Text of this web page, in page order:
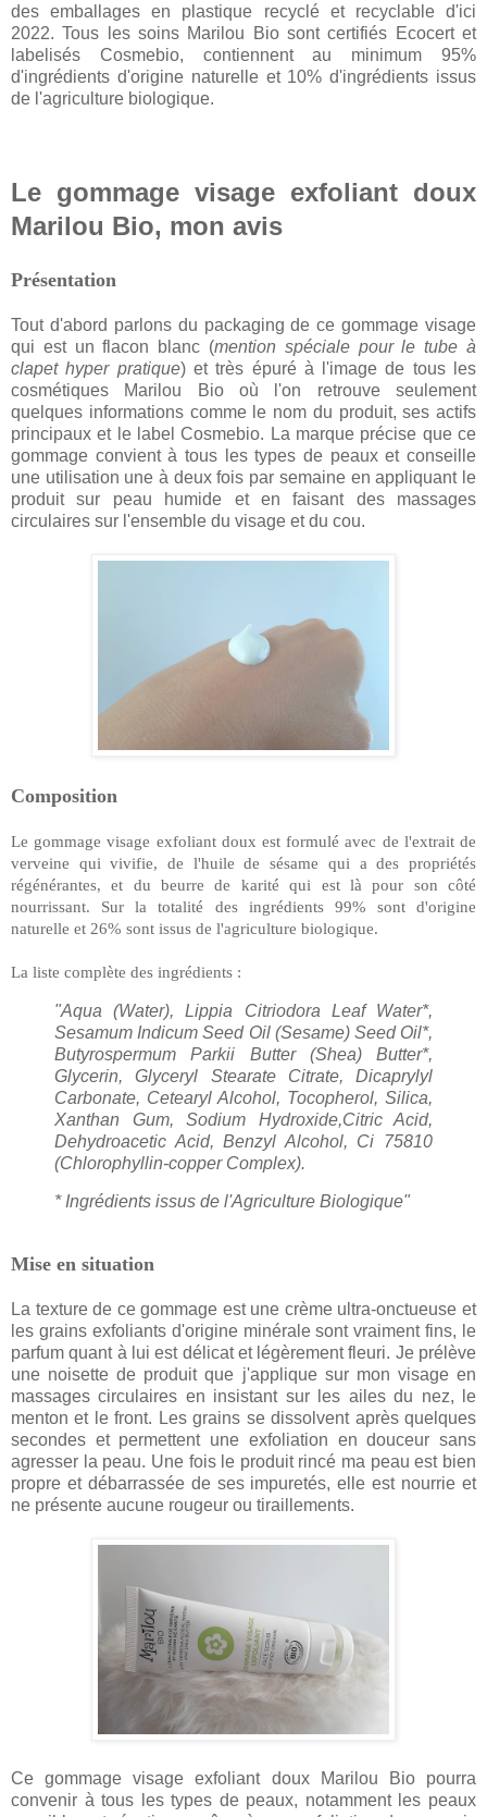
des emballages en plastique recyclé et recyclable d'ici
2022. Tous les soins Marilou Bio sont certifiés Ecocert et
labelisés Cosmebio, contiennent au minimum 95%
d'ingrédients d'origine naturelle et 10% d'ingrédients issus
de l'agriculture biologique.
Le gommage visage exfoliant doux
Marilou Bio, mon avis
Présentation
Tout d'abord parlons du packaging de ce gommage visage
qui est un flacon blanc (mention spéciale pour le tube à
clapet hyper pratique) et très épuré à l'image de tous les
cosmétiques Marilou Bio où l'on retrouve seulement
quelques informations comme le nom du produit, ses actifs
principaux et le label Cosmebio. La marque précise que ce
gommage convient à tous les types de peaux et conseille
une utilisation une à deux fois par semaine en appliquant le
produit sur peau humide et en faisant des massages
circulaires sur l'ensemble du visage et du cou.
Composition
Le gommage visage exfoliant doux est formulé avec de l'extrait de
verveine qui vivifie, de l'huile de sésame qui a des propriétés
régénérantes, et du beurre de karité qui est là pour son côté
nourrissant. Sur la totalité des ingrédients 99% sont d'origine
naturelle et 26% sont issus de l'agriculture biologique.
La liste complète des ingrédients :
"Aqua (Water), Lippia Citriodora Leaf Water*,
Sesamum Indicum Seed Oil (Sesame) Seed Oil*,
Butyrospermum Parkii Butter (Shea) Butter*,
Glycerin, Glyceryl Stearate Citrate, Dicaprylyl
Carbonate, Cetearyl Alcohol, Tocopherol, Silica,
Xanthan Gum, Sodium Hydroxide,Citric Acid,
Dehydroacetic Acid, Benzyl Alcohol, Ci 75810
(Chlorophyllin-copper Complex).
* Ingrédients issus de l'Agriculture Biologique"
Mise en situation
La texture de ce gommage est une crème ultra-onctueuse et
les grains exfoliants d'origine minérale sont vraiment fins, le
parfum quant à lui est délicat et légèrement fleuri. Je prélève
une noisette de produit que j'applique sur mon visage en
massages circulaires en insistant sur les ailes du nez, le
menton et le front. Les grains se dissolvent après quelques
secondes et permettent une exfoliation en douceur sans
agresser la peau. Une fois le produit rincé ma peau est bien
propre et débarrassée de ses impuretés, elle est nourrie et
ne présente aucune rougeur ou tiraillements.
Ce gommage visage exfoliant doux Marilou Bio pourra
convenir à tous les types de peaux, notamment les peaux